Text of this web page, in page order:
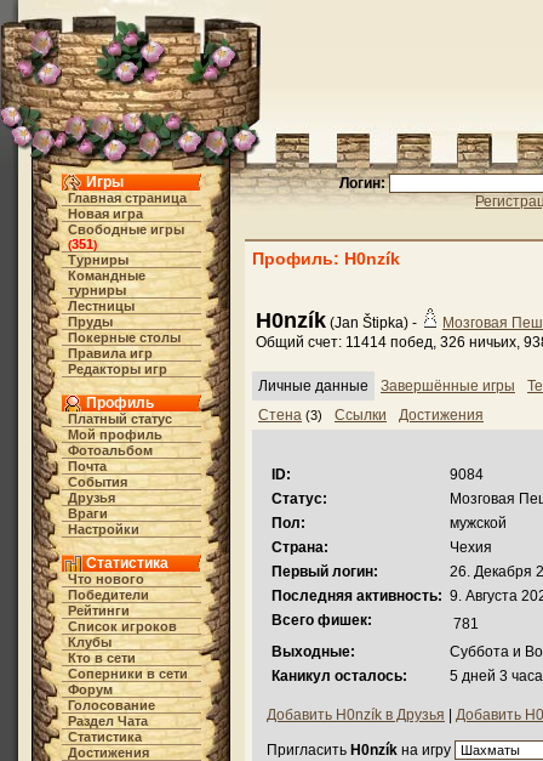
Игры
Главная страница
Новая игра
Свободные игры
(351)
Турниры
Командные
турниры
Лестницы
Пруды
Покерные столы
Правила игр
Редакторы игр
Профиль
Платный статус
Мой профиль
Фотоальбом
Почта
События
Друзья
Враги
Настройки
Статистика
Что нового
Победители
Рейтинги
Список игроков
Клубы
Кто в cети
Соперники в сети
Форум
Голосование
Раздел Чата
Статистика
Достижения
Логин:
Профиль: H0nzík
H0nzík (Jan Štipka) -
Мозговая
Общий счет: 11414 побед, 326 ничьих,
Личные данные Завершённые игры
Стена (3) Ссылки Достижения
ID:
9084
Статус:
Мозговая
Пол:
мужской
Страна:
Чехия
Первый логин:
26. Декабря
Последняя активность: 9. Августа
Всего фишек:
781
Выходные:
Суббота и
Каникул осталось:
5 дней 3
Добавить H0nzík в Друзья Добавить
Пригласить H0nzík на игру